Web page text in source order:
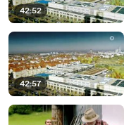
42:52
42:57